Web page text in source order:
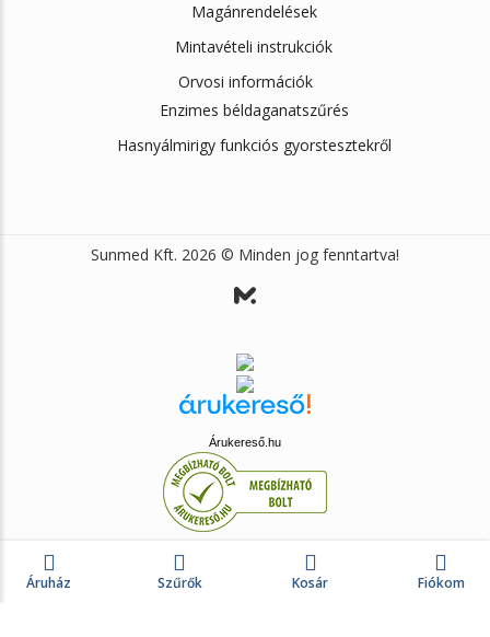
Magánrendelések
Mintavételi instrukciók
Orvosi információk
Enzimes béldaganatszűrés
Hasnyálmirigy funkciós gyorstesztekről
Sunmed Kft. 2026 © Minden jog fenntartva!
Árukereső.hu
Áruház Szűrők Kosár Fiókom